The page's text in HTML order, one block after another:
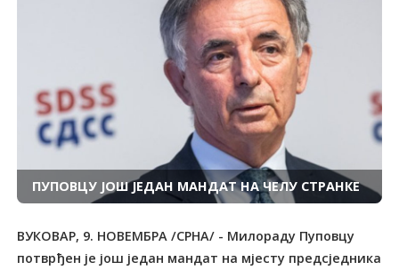
ПУПОВЦУ ЈОШ ЈЕДАН МАНДАТ НА ЧЕЛУ СТРАНКЕ
ВУКОВАР, 9. НОВЕМБРА /СРНА/ - Милораду Пуповцу
потврђен је још један мандат на мјесту предсједника